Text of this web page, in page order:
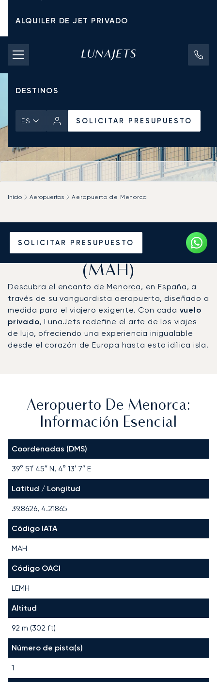
ALQUILER DE JET PRIVADO
TARIFAS DE CHÁRTER
JETS PRIVADOS
DESTINOS
ES SOLICITAR PRESUPUESTO
SOLICITAR PRESUPUESTO
Inicio Aeropuertos Aeropuerto de Menorca
Vuele en Jet Privado al
Aeropuerto de Menorca
(MAH)
Descubra el encanto deMenorca, en España, a
través de su vanguardista aeropuerto, diseñado a
medida para el viajero exigente. Con cada vuelo
privado, LunaJets redefine el arte de los viajes
de lujo, ofreciendo una experiencia inigualable
desde el corazón de Europa hasta esta idílica isla.
Aeropuerto De Menorca:
Información Esencial
Coordenadas (DMS)
39° 51′ 45″ N, 4° 13′ 7″ E
Latitud / Longitud
39.8626, 4.21865
Código IATA
MAH
Código OACI
LEMH
Altitud
92 m (302 ft)
Número de pista(s)
1